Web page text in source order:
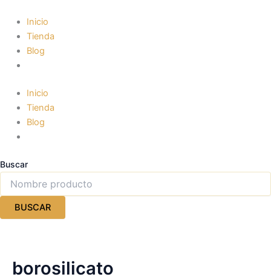
contenido
Inicio
Tienda
Blog
Inicio
Tienda
Blog
Buscar
BUSCAR
borosilicato